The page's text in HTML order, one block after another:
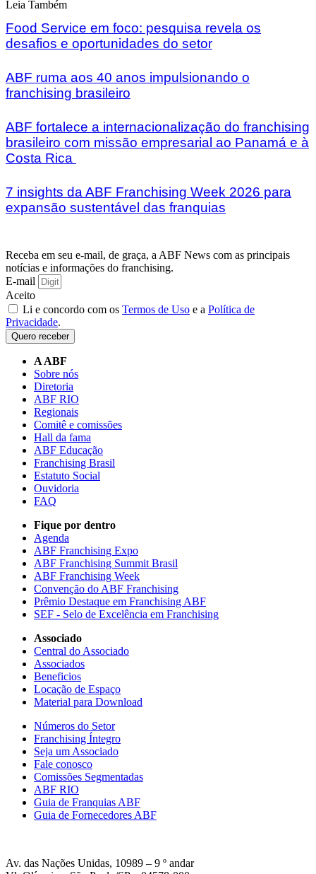
Leia Também
Food Service em foco: pesquisa revela os
desafios e oportunidades do setor
ABF ruma aos 40 anos impulsionando o
franchising brasileiro
ABF fortalece a internacionalização do franchising
brasileiro com missão empresarial ao Panamá e à
Costa Rica
7 insights da ABF Franchising Week 2026 para
expansão sustentável das franquias
Receba em seu e-mail, de graça, a ABF News com as principais
notícias e informações do franchising.
E-mail
Aceito
Li e concordo com os Termos de Uso e a Política de
Privacidade.
Quero receber
A ABF
Sobre nós
Diretoria
ABF RIO
Regionais
Comitê e comissões
Hall da fama
ABF Educação
Franchising Brasil
Estatuto Social
Ouvidoria
FAQ
Fique por dentro
Agenda
ABF Franchising Expo
ABF Franchising Summit Brasil
ABF Franchising Week
Convenção do ABF Franchising
Prêmio Destaque em Franchising ABF
SEF - Selo de Excelência em Franchising
Associado
Central do Associado
Associados
Beneficios
Locação de Espaço
Material para Download
Números do Setor
Franchising Íntegro
Seja um Associado
Fale conosco
Comissões Segmentadas
ABF RIO
Guia de Franquias ABF
Guia de Fornecedores ABF
Av. das Nações Unidas, 10989 – 9 º andar